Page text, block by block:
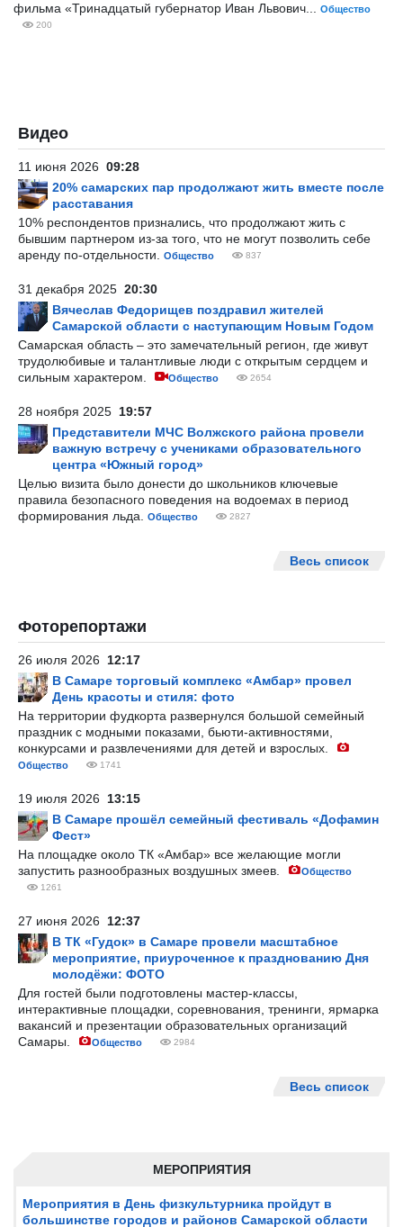
МЕРОПРИЯТИЯ
Мероприятия в День физкультурника пройдут в
большинстве городов и районов Самарской области
фильма «Тринадцатый губернатор Иван Львович...
Общество
200
Видео
11 июня 2026 09:28
20% самарских пар продолжают жить вместе после
расставания
10% респондентов признались, что продолжают жить с
бывшим партнером из-за того, что не могут позволить себе
аренду по-отдельности.
Общество 837
31 декабря 2025 20:30
Вячеслав Федорищев поздравил жителей
Самарской области с наступающим Новым Годом
Самарская область – это замечательный регион, где живут
трудолюбивые и талантливые люди с открытым сердцем и
сильным характером.
Общество 2654
28 ноября 2025 19:57
Представители МЧС Волжского района провели
важную встречу с учениками образовательного
центра «Южный город»
Целью визита было донести до школьников ключевые
правила безопасного поведения на водоемах в период
формирования льда.
Общество 2827
Весь список
Фоторепортажи
26 июля 2026 12:17
В Самаре торговый комплекс «Амбар» провел
День красоты и стиля: фото
На территории фудкорта развернулся большой семейный
праздник с модными показами, бьюти-активностями,
конкурсами и развлечениями для детей и взрослых.
Общество 1741
19 июля 2026 13:15
В Самаре прошёл семейный фестиваль «Дофамин
Фест»
На площадке около ТК «Амбар» все желающие могли
запустить разнообразных воздушных змеев.
Общество
1261
27 июня 2026 12:37
В ТК «Гудок» в Самаре провели масштабное
мероприятие, приуроченное к празднованию Дня
молодёжи: ФОТО
Для гостей были подготовлены мастер-классы,
интерактивные площадки, соревнования, тренинги, ярмарка
вакансий и презентации образовательных организаций
Самары.
Общество 2984
Весь список